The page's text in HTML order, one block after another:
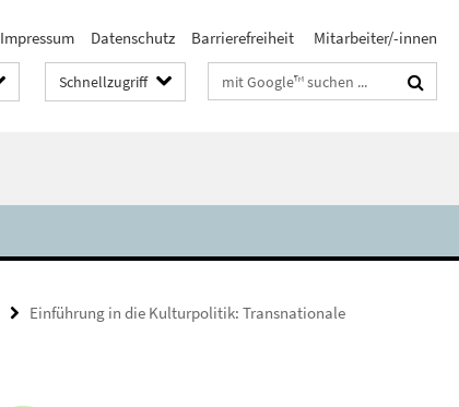
Impressum Datenschutz Barrierefreiheit Mitarbeiter/-innen
Schnellzugriff Suchbegriffe
Einführung in die Kulturpolitik: Transnationale